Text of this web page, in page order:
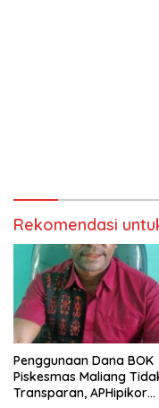
Rekomendasi
Penggunaan Dana BOK
Piskesmas Maliang
Transparan, APHipikor